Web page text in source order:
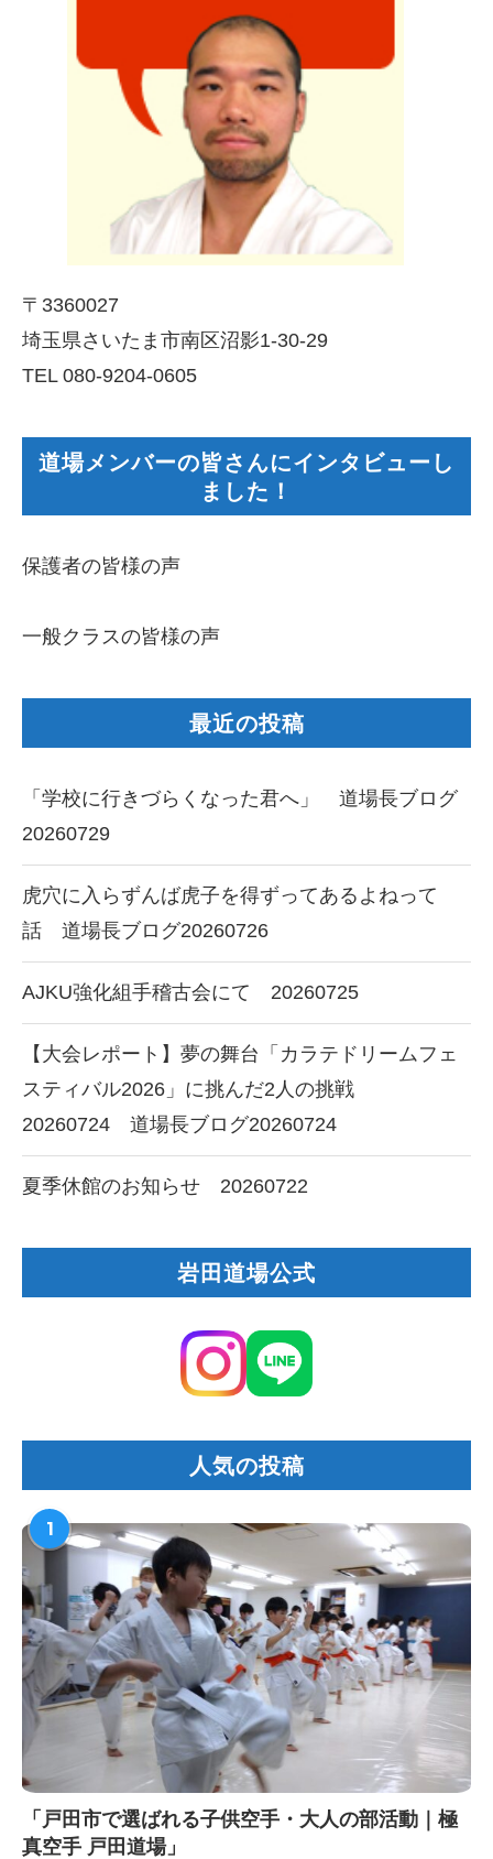
〒3360027
埼玉県さいたま市南区沼影1-30-29
TEL 080-9204-0605
道場メンバーの皆さんにインタビューし
ました！
保護者の皆様の声
一般クラスの皆様の声
最近の投稿
「学校に行きづらくなった君へ」 道場長ブログ
20260729
虎穴に入らずんば虎子を得ずってあるよねって
話 道場長ブログ20260726
AJKU強化組手稽古会にて 20260725
【大会レポート】夢の舞台「カラテドリームフェ
スティバル2026」に挑んだ2人の挑戦
20260724 道場長ブログ20260724
夏季休館のお知らせ 20260722
岩田道場公式
人気の投稿
1
「戸田市で選ばれる子供空手・大人の部活動｜極
真空手 戸田道場」